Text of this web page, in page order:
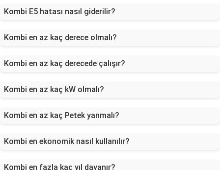
Kombi E5 hatası nasıl giderilir?
Kombi en az kaç derece olmalı?
Kombi en az kaç derecede çalışır?
Kombi en az kaç kW olmalı?
Kombi en az kaç Petek yanmalı?
Kombi en ekonomik nasıl kullanılır?
Kombi en fazla kaç yıl dayanır?